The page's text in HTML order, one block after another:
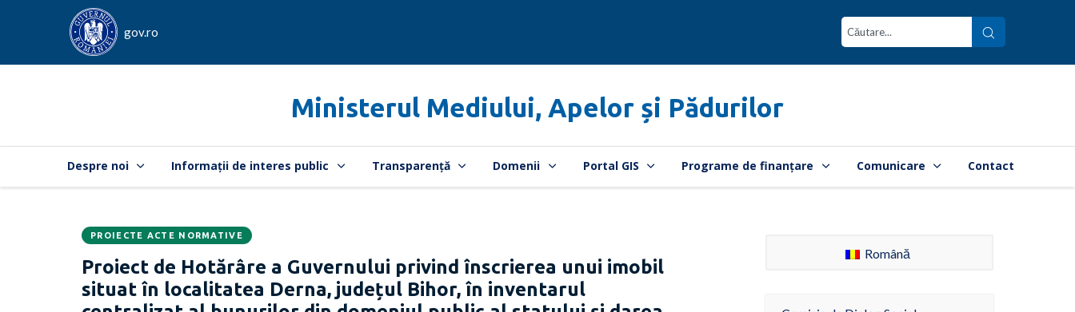
gov.ro
Ministerul Mediului, Apelor și Pădurilor
Despre noi Informații de interes public Transparență Domenii Portal GIS Programe de finanțare Comunicare Contact
CATEGORIA:
PROIECTE ACTE NORMATIVE
Proiect de Hotărâre a Guvernului privind înscrierea unui imobil
situat în localitatea Derna, județul Bihor, în inventarul
Data
publicării:
Română